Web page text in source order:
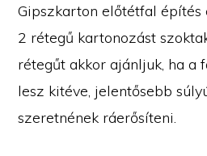
Gipszkarton előtétfal építés
2 rétegű kartonozást
rétegűt akkor ajánljuk, ha a
lesz kitéve, jelentősebb
szeretnének ráerősíteni.